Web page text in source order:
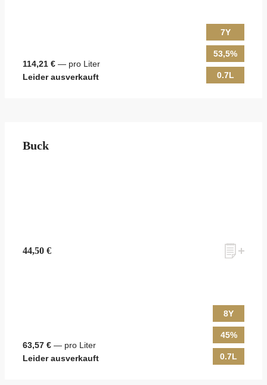
114,21 € — pro Liter
Leider ausverkauft
7Y
53,5%
0.7L
Buck
44,50 €
63,57 € — pro Liter
Leider ausverkauft
8Y
45%
0.7L